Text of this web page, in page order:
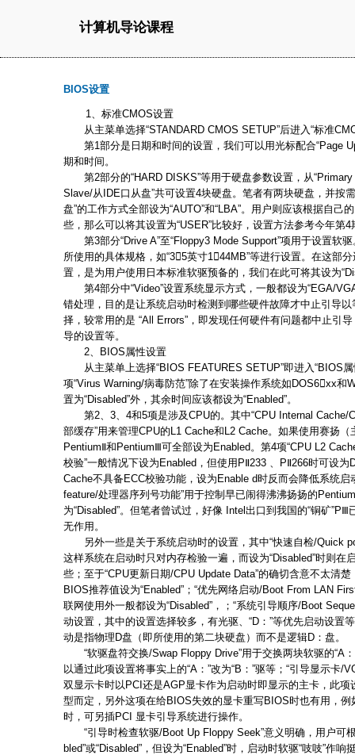
计算机导论课程
BIOS设置
1、标准CMOS设置
从主菜单选择“STANDARD CMOS SETUP”后进入“标准
第1部分是日期和时间的设置，我们可以用光标配合“Page
期和时间。
第2部分的“HARD DISKS”等用于硬盘参数设置，从“Primary
Slave/从IDE口从盘”共可设置4块硬盘。笔者有两块硬盘，并按
盘”的工作方式全部设为“AUTO”和“LBA”。用户则应该根据自己
些，那么可以将其设置为“USER”比较好，设置方法参考今年第
第3部分“Drive A”至“Floppy3 Mode Support”项用于设置软驱
所使用的具体规格，如“35英寸144MB”等进行设置。在这部
置，是为用户使用日本标准软驱预备的，我们在此可将其设为
第4部分中“Video”设置系统显示方式，一般都设为“EGA/
错处理，目的是让系统启动时检测到哪些硬件故障才中止引导
择，较常用的是 “All Errors”，即发现任何硬件有问题都中止引
导的设置等。
2、BIOS属性设置
从主菜单上选择“BIOS FEATURES SETUP”即进入“BIOS属
项“Virus Warning/病毒防范”除了在安装操作系统如DOS6xx和
置为“Disabled”外，其余时间应该都设为“Enabled”。
第2、3、4和5项是涉及CPU的。其中“CPU Internal Cache/
部缓存”用来管理CPU的L1 Cache和L2 Cache。如果使用赛扬
PentiumⅡ和PentiumⅢ可全部设为Enabled。第4项“CPU L2
校验”一般情况下设为Enabled，但使用PⅡ233 、PⅡ266时可设
Cache不具备ECC校验功能，设为Enable d时反而会降低系统启
feature/处理器序列号功能”用于控制早已闹得沸沸扬扬的
为“Disabled”。但笔者曾试过，好像 Intel出口到我国的“铜矿
无作用。
另外一些是关于系统启动时的设置，其中“快速自检/Quick
这样系统在启动时只对内存检验一遍，而设为“Disabled”时则在
些；至于“CPU更新日期/CPU Update Data”的确切含意不太清
BIOS推荐值设为“Enabled”；“优先网络启动/Boot From LAN
联网使用外一般都设为“Disabled”，；“系统引导顺序/Boot
动设置，其中的设置选择较多，有光驱、“D：”等优先启动设置
动是指物理D盘（即所使用的第二块硬盘）而不是逻辑D：盘。
“软驱盘符交换/Swap Floppy Drive”用于交换两块软驱的“A：
以通过此项设置将事实上的“A：”改为“B：”驱等；“引导显示卡/
双显示卡时以PCI还是AGP显卡作为启动时即显示的主卡，此
型而定，另外这项在给BIOS失效的显卡重写BIOS时也有用，
时，可另插PCI 显卡引导系统进行操作。
“引导时检查软驱/Boot Up Floppy Seek”意义明确，用户可
bled”或“Disabled”，但设为“Enabled”时，启动时软驱“吱吱”作响